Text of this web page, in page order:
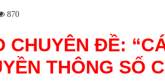
870
CHUYÊN ĐỀ:
THÔNG SỐ